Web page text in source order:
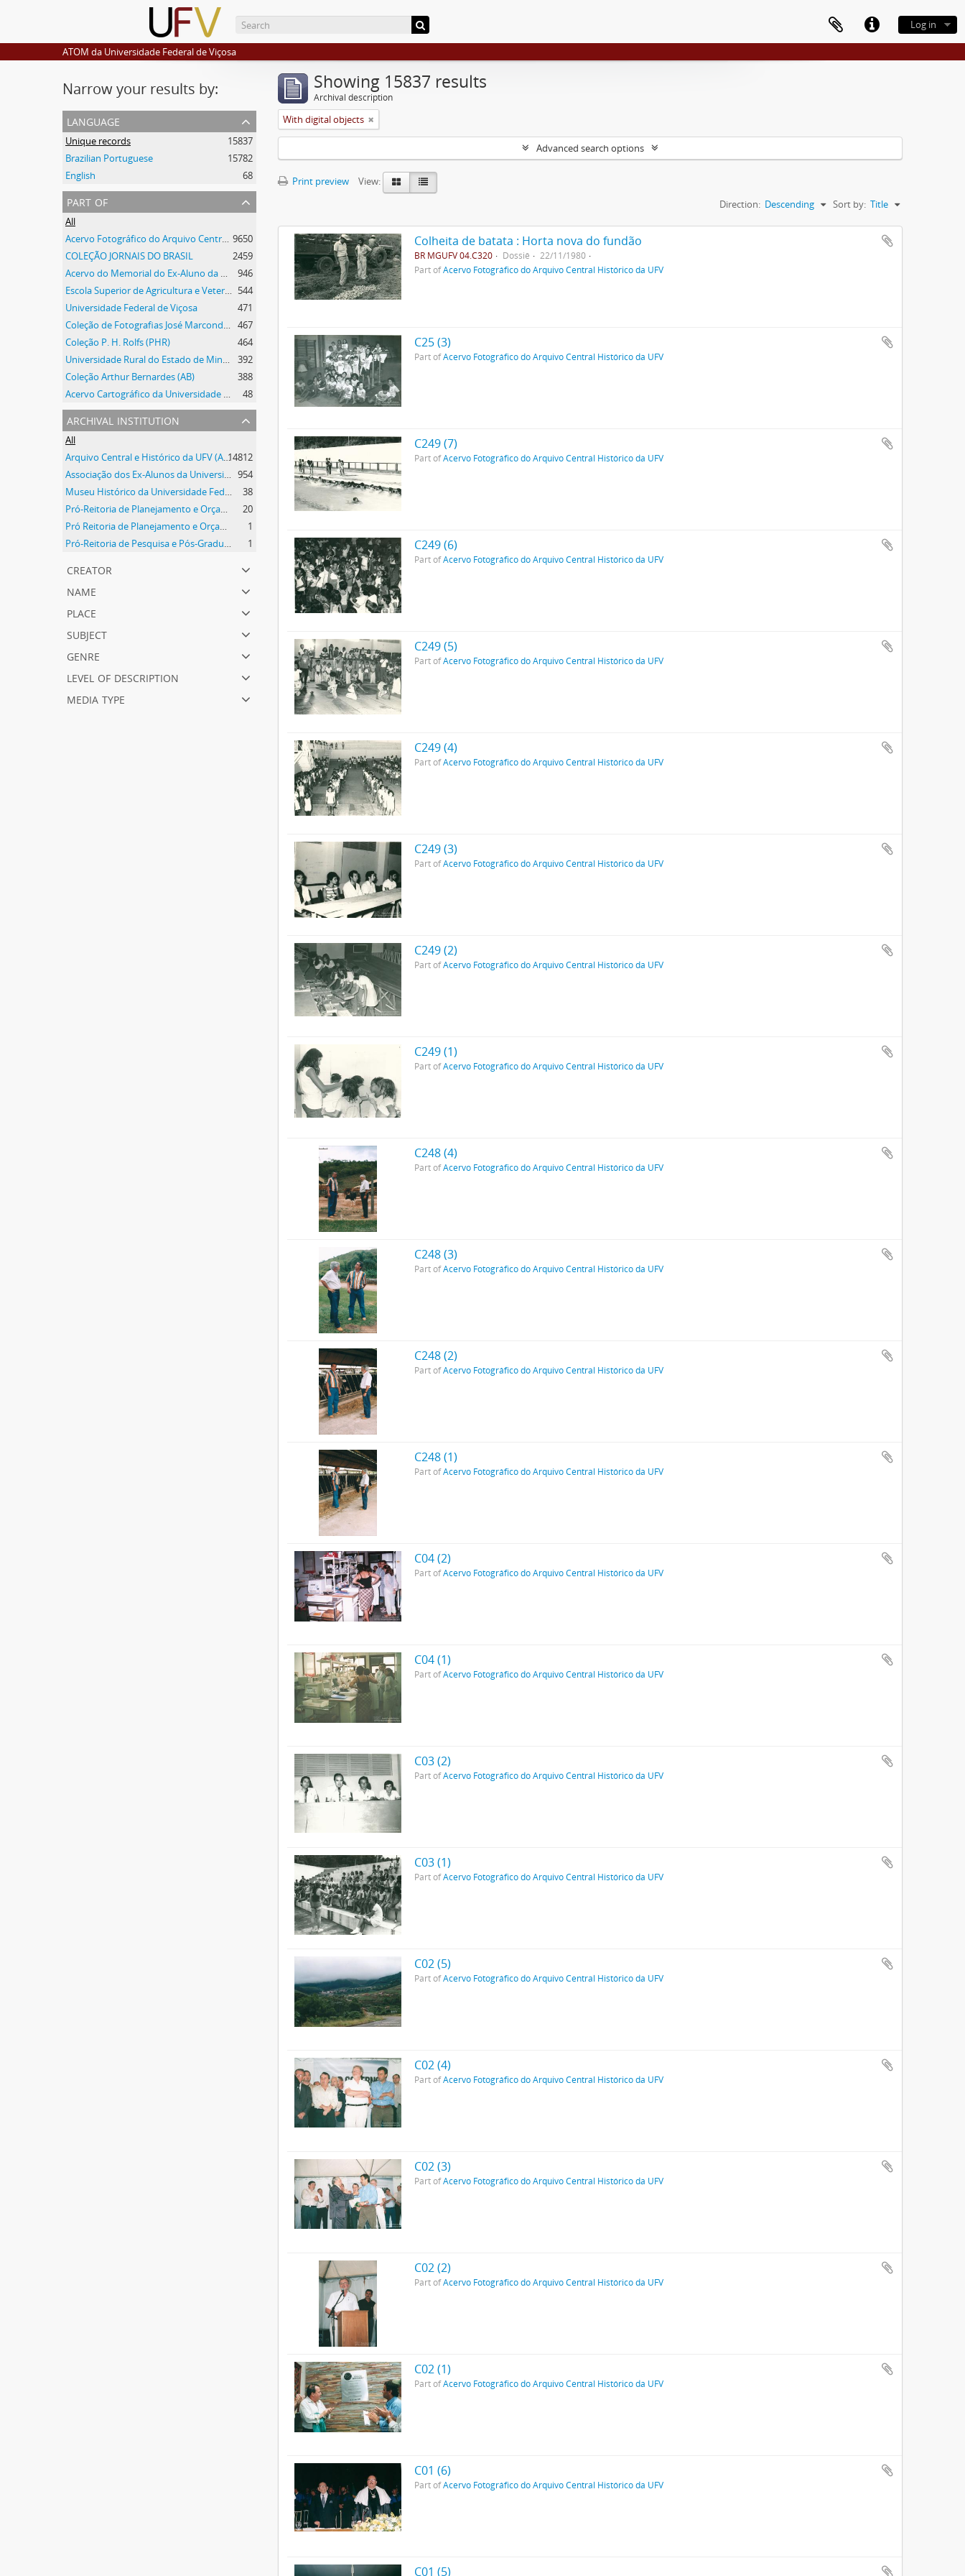
Log in
ATOM da Universidade Federal de Viçosa
Narrow your results by:
language
Unique records
15837
Brazilian Portuguese
15782
English
68
part of
All
Acervo Fotográfico do Arquivo Central Histórico da UFV 9650
COLEÇÃO JORNAIS DO BRASIL
2459
Acervo do Memorial do Ex-Aluno da UFV
946
Escola Superior de Agricultura e Veterinária 544
Universidade Federal de Viçosa
471
Coleção de Fotografias José Marcondes Borges
467
Coleção P. H. Rolfs (PHR)
464
Universidade Rural do Estado de Minas Gerais
392
Coleção Arthur Bernardes (AB)
388
Acervo Cartográfico da Universidade Federal de Viçosa
48
archival institution
All
Arquivo Central e Histórico da UFV (ACH-UFV)14812
Associação dos Ex-Alunos da Universidade Federal de Viçosa (AEA) 954
Museu Histórico da Universidade Federal de Viçosa
38
Pró-Reitoria de Planejamento e Orçamento
20
Pró Reitoria de Planejamento e Orçamento
1
Pró-Reitoria de Pesquisa e Pós-Graduação
1
creator
name
place
subject
genre
level of description
media type
Showing 15837 results
Archival description
With digital objects
Advanced search options
Print preview
View:
Sort by: Title
Direction: Descending
Colheita de batata : Horta nova do fundão
BR MGUFV 04.C320 Dossiê
22/11/1980
Part ofAcervo Fotográfico do Arquivo Central Histórico da UFV
C25 (3)
Part ofAcervo Fotográfico do Arquivo Central Histórico da UFV
C249 (7)
Part ofAcervo Fotográfico do Arquivo Central Histórico da UFV
C249 (6)
Part ofAcervo Fotográfico do Arquivo Central Histórico da UFV
C249 (5)
Part ofAcervo Fotográfico do Arquivo Central Histórico da UFV
C249 (4)
Part ofAcervo Fotográfico do Arquivo Central Histórico da UFV
C249 (3)
Part ofAcervo Fotográfico do Arquivo Central Histórico da UFV
C249 (2)
Part ofAcervo Fotográfico do Arquivo Central Histórico da UFV
C249 (1)
Part ofAcervo Fotográfico do Arquivo Central Histórico da UFV
C248 (4)
Part ofAcervo Fotográfico do Arquivo Central Histórico da UFV
C248 (3)
Part ofAcervo Fotográfico do Arquivo Central Histórico da UFV
C248 (2)
Part ofAcervo Fotográfico do Arquivo Central Histórico da UFV
C248 (1)
Part ofAcervo Fotográfico do Arquivo Central Histórico da UFV
C04 (2)
Part ofAcervo Fotográfico do Arquivo Central Histórico da UFV
C04 (1)
Part ofAcervo Fotográfico do Arquivo Central Histórico da UFV
C03 (2)
Part ofAcervo Fotográfico do Arquivo Central Histórico da UFV
C03 (1)
Part ofAcervo Fotográfico do Arquivo Central Histórico da UFV
C02 (5)
Part ofAcervo Fotográfico do Arquivo Central Histórico da UFV
C02 (4)
Part ofAcervo Fotográfico do Arquivo Central Histórico da UFV
C02 (3)
Part ofAcervo Fotográfico do Arquivo Central Histórico da UFV
C02 (2)
Part ofAcervo Fotográfico do Arquivo Central Histórico da UFV
C02 (1)
Part ofAcervo Fotográfico do Arquivo Central Histórico da UFV
C01 (6)
Part ofAcervo Fotográfico do Arquivo Central Histórico da UFV
C01 (5)